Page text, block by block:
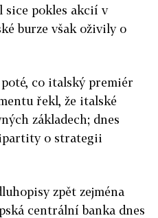
sice pokles akcií v
burze však oživily o
co italský premiér
řekl, že italské
základech; dnes
o strategii
zpět zejména
centrální banka dnes